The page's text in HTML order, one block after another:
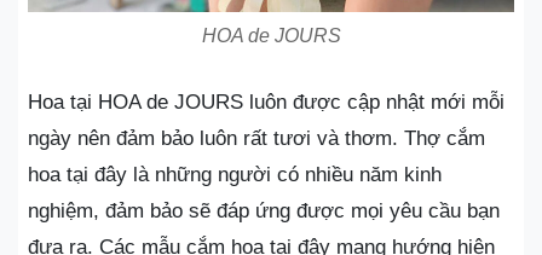
HOA de JOURS
Hoa tại HOA de JOURS luôn được cập nhật mới mỗi
ngày nên đảm bảo luôn rất tươi và thơm. Thợ cắm
hoa tại đây là những người có nhiều năm kinh
nghiệm, đảm bảo sẽ đáp ứng được mọi yêu cầu bạn
đưa ra. Các mẫu cắm hoa tại đây mang hướng hiện